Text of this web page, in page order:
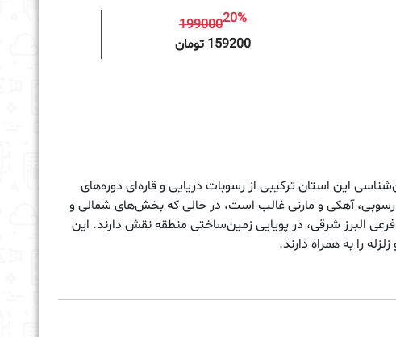
19900020%
159200 تومان
این استان ترکیبی از رسوبات دریایی و قاره‌ای دوره‌های
آهکی و مارنی غالب است، در حالی که بخش‌های شمالی و
البرز شرقی، در پویایی زمین‌ساختی منطقه نقش دارند. این
را به همراه دارند.